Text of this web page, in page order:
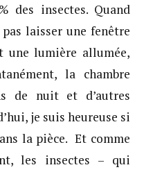
des insectes. Quand
laisser une fenêtre
une lumière allumée,
la chambre
de nuit et d’autres
je suis heureuse si
la pièce. Et comme
les insectes – qui